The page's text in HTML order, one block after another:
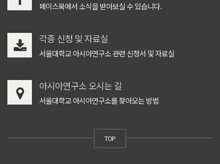
페이스북에서 소식을 받아보실 수 있습니다.
각종 신청 및 자료실
서울대학교 아시아연구소 관련 신청서 및 자료실
아시아연구소 오시는 길
서울대학교 아시아연구소를 찾아오는 방법
TOP